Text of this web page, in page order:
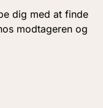
dig med at finde
modtageren og